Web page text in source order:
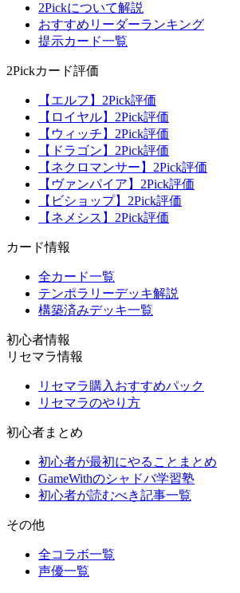
2Pickについて解説
おすすめリーダーランキング
提示カード一覧
2Pickカード評価
【エルフ】2Pick評価
【ロイヤル】2Pick評価
【ウィッチ】2Pick評価
【ドラゴン】2Pick評価
【ネクロマンサー】2Pick評価
【ヴァンパイア】2Pick評価
【ビショップ】2Pick評価
【ネメシス】2Pick評価
カード情報
全カード一覧
テンポラリーデッキ解説
構築済みデッキ一覧
初心者情報
リセマラ情報
リセマラ購入おすすめパック
リセマラのやり方
初心者まとめ
初心者が最初にやることまとめ
GameWithのシャドバ学習塾
初心者が読むべき記事一覧
その他
全コラボ一覧
声優一覧